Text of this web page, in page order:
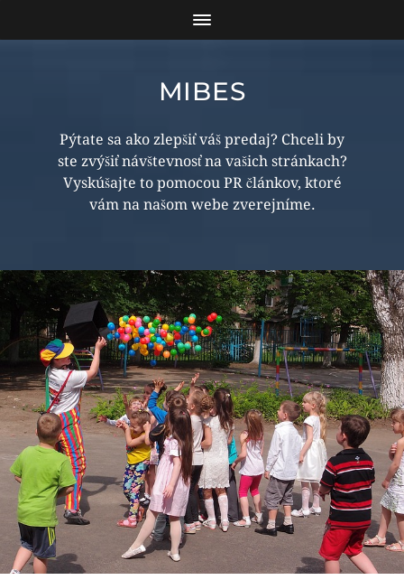
MIBES
Pýtate sa ako zlepšiť váš predaj? Chceli by
ste zvýšiť návštevnosť na vašich stránkach?
Vyskúšajte to pomocou PR článkov, ktoré
vám na našom webe zverejníme.